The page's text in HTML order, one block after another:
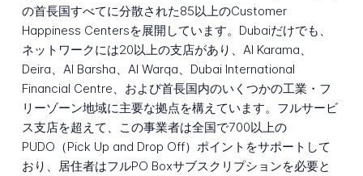
の首長国すべてに分散された85以上のCustomer
Happiness Centersを展開しています。Dubaiだけでも、
ネットワークには20以上の支店があり、Al Karama、
Deira、Al Barsha、Al Warqa、Dubai International
Financial Centre、および首長国内のいくつかの工業・フ
リーゾーン地域に主要な拠点を構えています。フルサービ
ス支店を超えて、この事業者は全国で700以上の
PUDO（Pick Up and Drop Off）ポイントをサポートして
おり、居住者はフルPO Boxサブスクリプションを必要と